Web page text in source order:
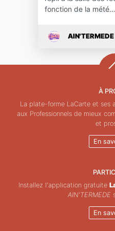
fonction de la mété…
AIN'TERMEDE
À
La plate-forme LaCarte et ses
aux Professionnels de mieux
et
En
Installez l'application gratuite
AIN'TERMEDE
En